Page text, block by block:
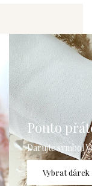
Pouto
Darujte symbol
Vybrat dárek